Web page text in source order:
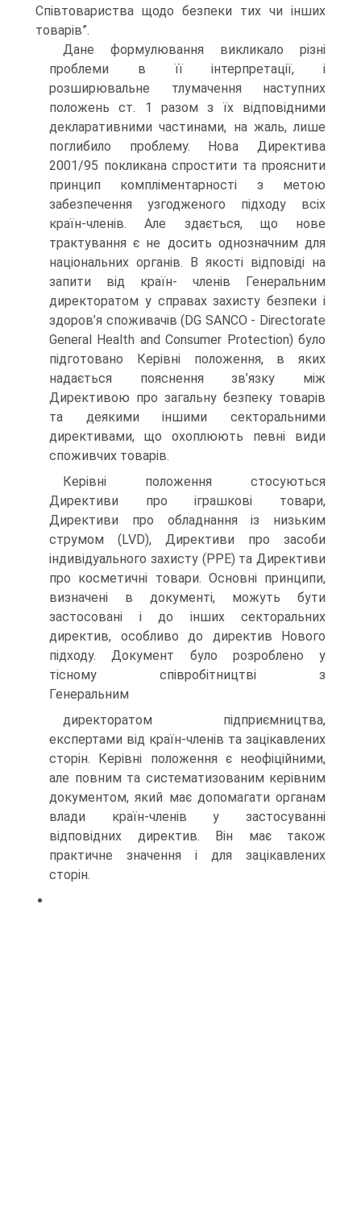
Співтовариства щодо безпеки тих чи інших
товарів”.
Дане формулювання викликало різні
проблеми в її інтерпретації, і
розширювальне тлумачення наступних
положень ст. 1 разом з їх відповідними
декларативними частинами, на жаль, лише
поглибило проблему. Нова Директива
2001/95 покликана спростити та прояснити
принцип компліментарності з метою
забезпечення узгодженого підходу всіх
країн-членів. Але здається, що нове
трактування є не досить однозначним для
національних органів. В якості відповіді на
запити від країн- членів Генеральним
директоратом у справах захисту безпеки і
здоров’я споживачів (DG SANCO - Directorate
General Health and Consumer Protection) було
підготовано Керівні положення, в яких
надається пояснення зв’язку між
Директивою про загальну безпеку товарів
та деякими іншими секторальними
директивами, що охоплюють певні види
споживчих товарів.
Керівні положення стосуються
Директиви про іграшкові товари,
Директиви про обладнання із низьким
струмом (LVD), Директиви про засоби
індивідуального захисту (PPE) та Директиви
про косметичні товари. Основні принципи,
визначені в документі, можуть бути
застосовані і до інших секторальних
директив, особливо до директив Нового
підходу. Документ було розроблено у
тісному співробітництві з
Генеральним
директоратом підприємництва,
експертами від країн-членів та зацікавлених
сторін. Керівні положення є неофіційними,
але повним та систематизованим керівним
документом, який має допомагати органам
влади країн-членів у застосуванні
відповідних директив. Він має також
практичне значення і для зацікавлених
сторін.